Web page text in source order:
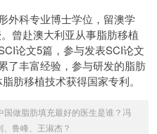
外科专业博士学位，留澳学
曾赴澳大利亚从事脂肪移植
论文5篇，参与发表SCI论文
了丰富经验，参与研发的脂肪
肪移植技术获得国家专利。
国做脂肪填充最好的医生是谁？冯
鲁峰、王淑杰？